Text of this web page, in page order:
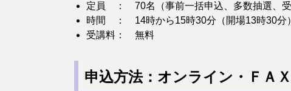
定員 ： 70名（事前一括申込、多数抽選、受
時間 ： 14時から15時30分（開場13時30分）
受講料： 無料
申込方法：オンライン・ＦＡ